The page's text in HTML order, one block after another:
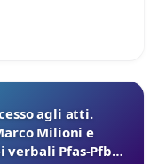
agli atti.
Milioni e
verbali Pfas-Pfba